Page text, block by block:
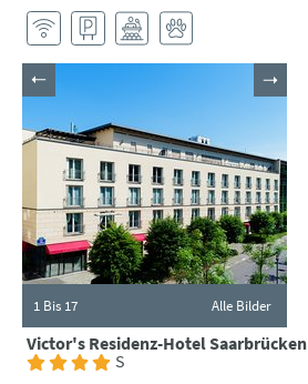
1 Bis 17 Alle Bilder
Victor's Residenz-Hotel Saarbrücken
S